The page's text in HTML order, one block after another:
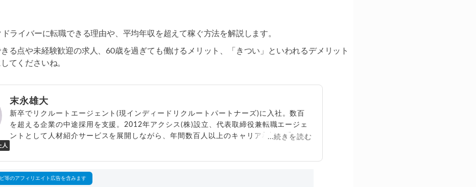
ライバーに転職できる理由や、平均年収を超えて稼ぐ方法を解説します。
る点や未経験歓迎の求人、60歳を過ぎても働けるメリット、「きつい」といわれるデメリット
てくださいね。
人
末永雄大
新卒でリクルートエージェント(現インディードリクルートパートナーズ)に入社。数百
を超える企業の中途採用を支援。2012年アクシス(株)設立、代表取締役兼転職エージェ
ントとして人材紹介サービスを展開しながら、年間数百人以上のキャリア相談に乗る。
...続きを読む
等のアフィリエイト広告を含みます